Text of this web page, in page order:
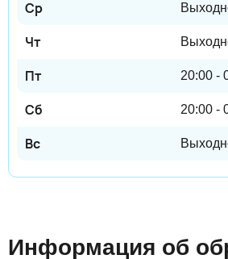
20:00 -
20:00 -
Информация об